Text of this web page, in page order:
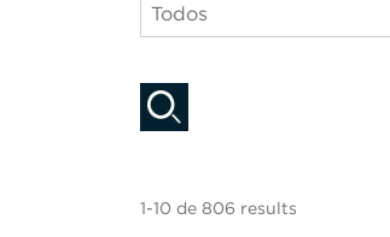
Todos
1-10 de 806 results